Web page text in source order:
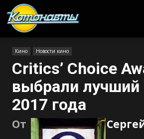
Кино Новости кино
Critics’ Choice
выбрали
2017 года
От